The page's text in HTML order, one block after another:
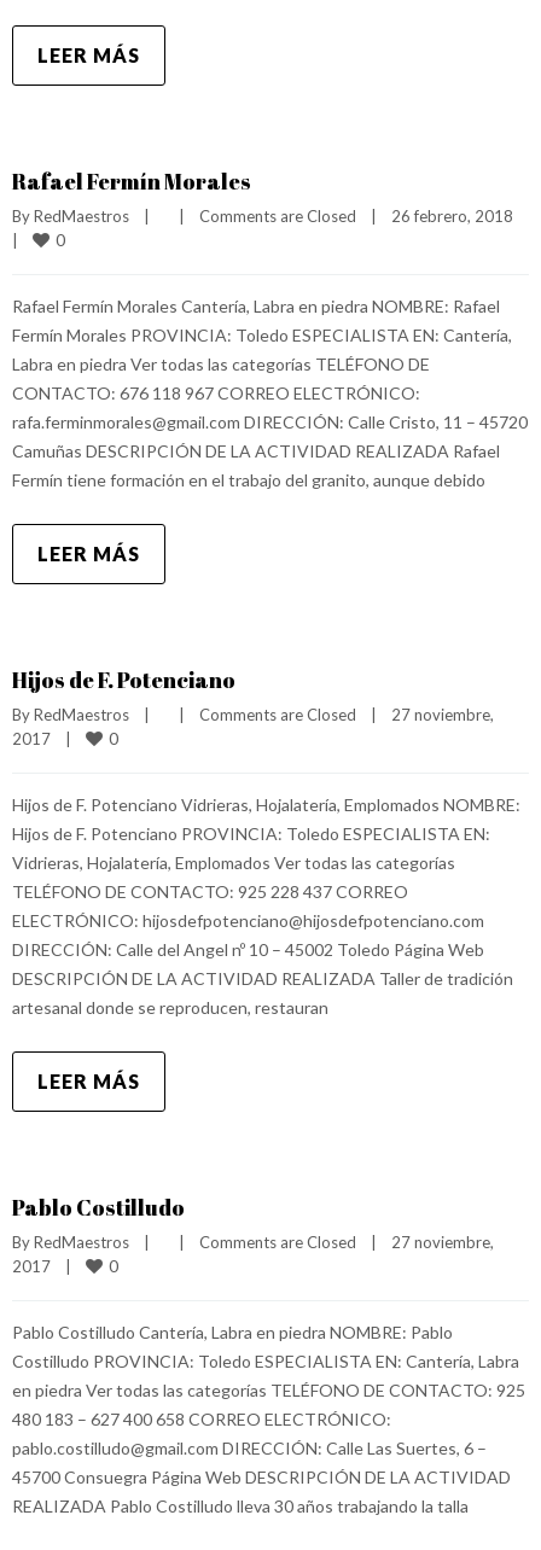
LEER MÁS
Rafael Fermín Morales
By RedMaestros Comments are Closed
0
Rafael Fermín Morales Cantería, Labra en piedra NOMBRE: Rafael
Fermín Morales PROVINCIA: Toledo ESPECIALISTA EN: Cantería,
Labra en piedra Ver todas las categorías TELÉFONO DE
CONTACTO: 676 118 967 CORREO ELECTRÓNICO:
rafa.ferminmorales@gmail.com DIRECCIÓN: Calle Cristo, 11 – 45720
Camuñas DESCRIPCIÓN DE LA ACTIVIDAD REALIZADA Rafael
Fermín tiene formación en el trabajo del granito, aunque debido
LEER MÁS
Hijos de F. Potenciano
By RedMaestros Comments are Closed
27 noviembre,
2017
0
Hijos de F. Potenciano Vidrieras, Hojalatería, Emplomados NOMBRE:
Hijos de F. Potenciano PROVINCIA: Toledo ESPECIALISTA EN:
Vidrieras, Hojalatería, Emplomados Ver todas las categorías
TELÉFONO DE CONTACTO: 925 228 437 CORREO
ELECTRÓNICO: hijosdefpotenciano@hijosdefpotenciano.com
DIRECCIÓN: Calle del Angel nº 10 – 45002 Toledo Página Web
DESCRIPCIÓN DE LA ACTIVIDAD REALIZADA Taller de tradición
artesanal donde se reproducen, restauran
LEER MÁS
Pablo Costilludo
By RedMaestros Comments are Closed
27 noviembre,
2017
0
Pablo Costilludo Cantería, Labra en piedra NOMBRE: Pablo
Costilludo PROVINCIA: Toledo ESPECIALISTA EN: Cantería, Labra
en piedra Ver todas las categorías TELÉFONO DE CONTACTO: 925
480 183 – 627 400 658 CORREO ELECTRÓNICO:
pablo.costilludo@gmail.com DIRECCIÓN: Calle Las Suertes, 6 –
45700 Consuegra Página Web DESCRIPCIÓN DE LA ACTIVIDAD
REALIZADA Pablo Costilludo lleva 30 años trabajando la talla